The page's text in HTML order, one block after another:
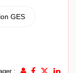
GES
: